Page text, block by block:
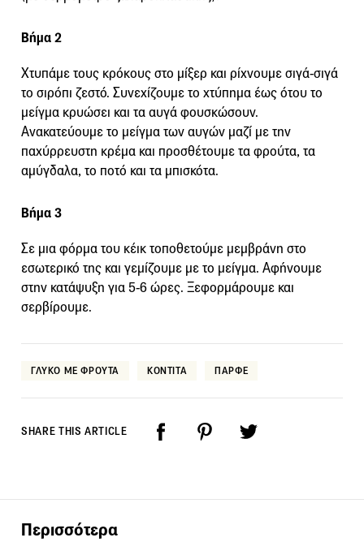
Βήμα 2
Χτυπάμε τους κρόκους στο μίξερ και ρίχνουμε σιγά-σιγά
το σιρόπι ζεστό. Συνεχίζουμε το χτύπημα έως ότου το
μείγμα κρυώσει και τα αυγά φουσκώσουν.
Ανακατεύουμε το μείγμα των αυγών μαζί με την
παχύρρευστη κρέμα και προσθέτουμε τα φρούτα, τα
αμύγδαλα, το ποτό και τα μπισκότα.
Βήμα 3
Σε μια φόρμα του κέικ τοποθετούμε μεμβράνη στο
εσωτερικό της και γεμίζουμε με το μείγμα. Αφήνουμε
στην κατάψυξη για 5-6 ώρες. Ξεφορμάρουμε και
σερβίρουμε.
ΓΛΥΚΟ ΜΕ ΦΡΟΥΤΑ ΚΟΝΤΙΤΑ ΠΑΡΦΕ
SHARE THIS ARTICLE
Περισσότερα